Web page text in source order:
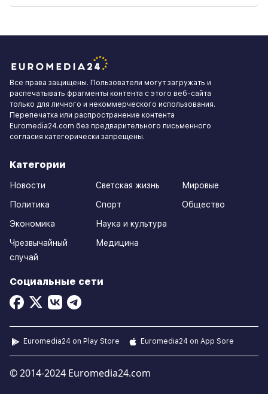
Все права защищены. Пользователи могут загружать и
распечатывать фрагменты контента с этого веб-сайта
только для личного и некоммерческого использования.
Перепечатка или распространение контента
Euromedia24.com без предварительного письменного
согласия категорически запрещены.
Категории
Новости
Политика
Экономика
Чрезвычайный
случай
Светская жизнь
Спорт
Наука и культура
Медицина
Мировые
Общество
Социальные сети
© 2014-2024 Euromedia24.com
Euromedia24 on Play Store Euromedia24 on App Sore